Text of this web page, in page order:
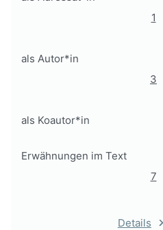
1
als Autor*in
3
als Koautor*in
Erwähnungen im Text
7
Details